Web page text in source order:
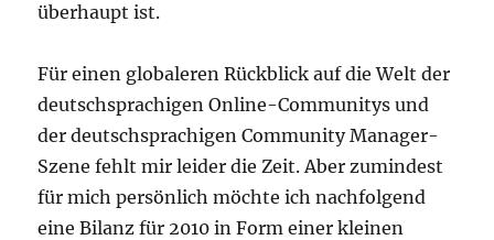
überhaupt ist.
Für einen globaleren Rückblick auf die Welt der
deutschsprachigen Online-Communitys und
der deutschsprachigen Community Manager-
Szene fehlt mir leider die Zeit. Aber zumindest
für mich persönlich möchte ich nachfolgend
eine Bilanz für 2010 in Form einer kleinen